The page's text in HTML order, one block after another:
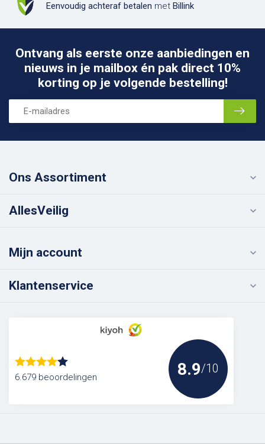
Eenvoudig achteraf betalen met Billink
Ontvang als eerste onze aanbiedingen en
nieuws in je mailbox én pak direct 10%
korting op je volgende bestelling!
Ons Assortiment
AllesVeilig
Mijn account
Klantenservice
6.679 beoordelingen 8.9/10